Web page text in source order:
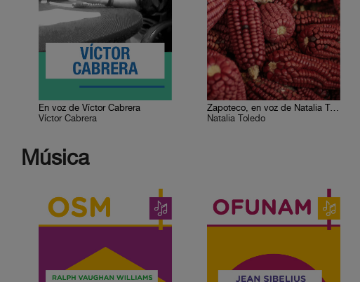
En voz de Víctor Cabrera
Víctor Cabrera
Zapoteco, en voz de Natalia Toledo
Natalia Toledo
Música